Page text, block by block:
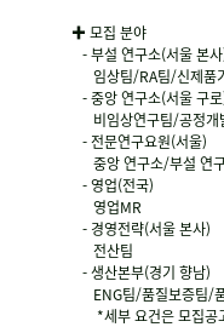
✚ 모집 분야
-부설 연구소(서울 본
임상팀/RA팀/신제품
-중앙 연구소(서울 구
비임상연구팀/공정개
-전문연구요원(서울)
중앙 연구소/부설 연
-영업(전국)
영업MR
- 경영전략(서울 본사)
전산팀
-생산본부(경기 향남)
ENG팀/품질보증팀/
*세부 요건은 모집공